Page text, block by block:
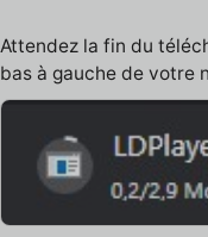
Attendez la fin du
bas à gauche de votre